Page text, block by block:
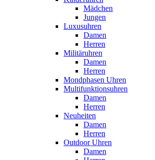
Mädchen
Jungen
Luxusuhren
Damen
Herren
Militäruhren
Damen
Herren
Mondphasen Uhren
Multifunktionsuhren
Damen
Herren
Neuheiten
Damen
Herren
Outdoor Uhren
Damen